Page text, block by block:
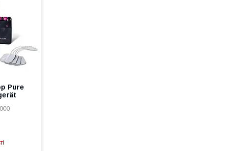
Pure